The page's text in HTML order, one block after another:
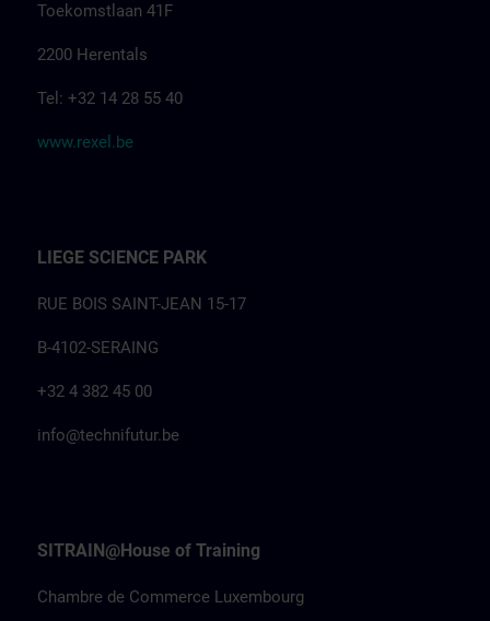
Toekomstlaan 41F
2200 Herentals
Tel: +32 14 28 55 40
www.rexel.be
LIEGE SCIENCE PARK
RUE BOIS SAINT-JEAN 15-17
B-4102-SERAING
+32 4 382 45 00
info@technifutur.be
SITRAIN@House of Training
Chambre de Commerce Luxembourg